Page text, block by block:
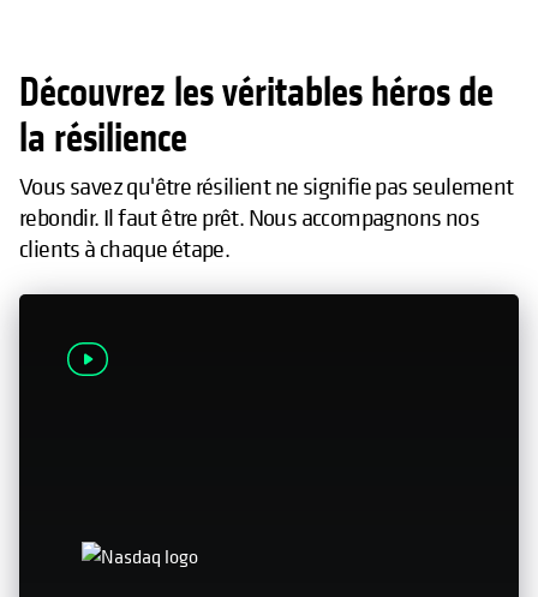
Découvrez les véritables héros de
la résilience
Vous savez qu'être résilient ne signifie pas seulement
rebondir. Il faut être prêt. Nous accompagnons nos
clients à chaque étape.